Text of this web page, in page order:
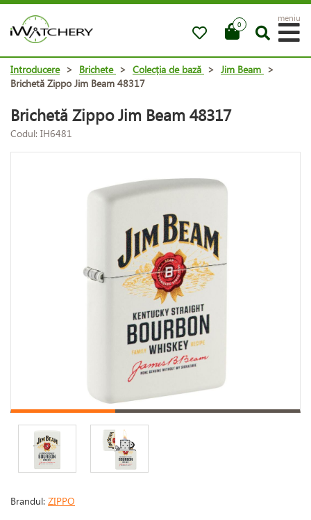
0
meniu
Introducere > Brichete > Colecția de bază > Jim Beam >
Brichetă Zippo Jim Beam 48317
Brichetă Zippo Jim Beam 48317
Codul: IH6481
Brandul: ZIPPO